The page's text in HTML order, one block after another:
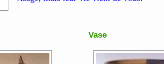
Vase